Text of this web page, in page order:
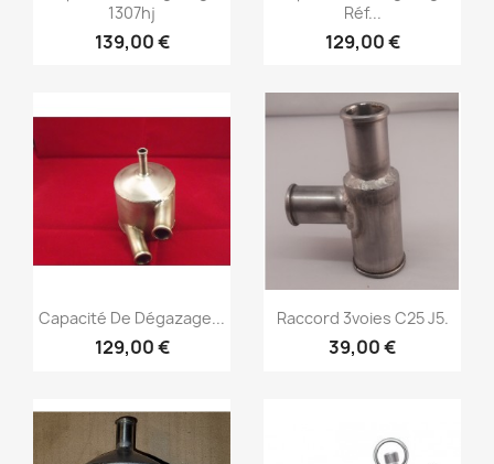
1307hj
139,00 €
Réf...
129,00 €
Vorschau
Capacité De Dégazage...
129,00 €
Vorschau
Raccord 3voies C25 J5.
39,00 €